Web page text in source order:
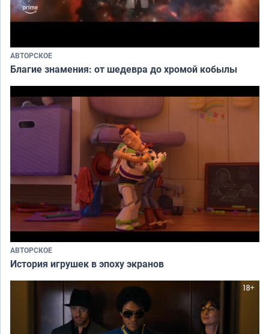
АВТОРСКОЕ
Благие знамения: от шедевра до хромой кобылы
АВТОРСКОЕ
История игрушек в эпоху экранов